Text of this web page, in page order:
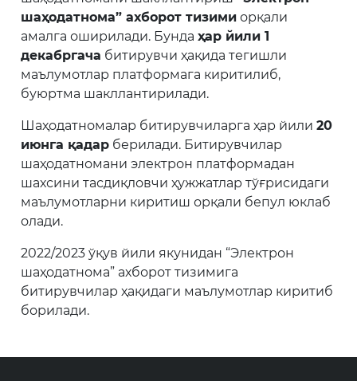
шаҳодатнома” ахборот тизими орқали
амалга оширилади. Бундаҳар йили 1
декабргача битирувчи ҳақида тегишли
маълумотлар платформага киритилиб,
буюртма шакллантирилади.
Шаҳодатномалар битирувчиларга ҳар йили20
июнга қадар берилади. Битирувчилар
шаҳодатномани электрон платформадан
шахсини тасдиқловчи ҳужжатлар тўғрисидаги
маълумотларни киритиш орқали бепул юклаб
олади.
2022/2023 ўқув йили якунидан “Электрон
шаҳодатнома” ахборот тизимига
битирувчилар ҳақидаги маълумотлар киритиб
борилади.